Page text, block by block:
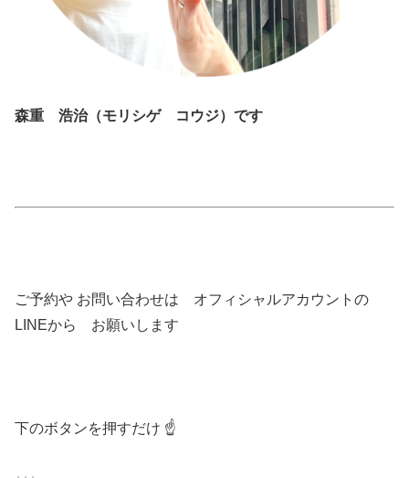
森重 浩治（モリシゲ コウジ）です
ご予約や お問い合わせは オフィシャルアカウントの
LINEから お願いします
下のボタンを押すだけ ☝️